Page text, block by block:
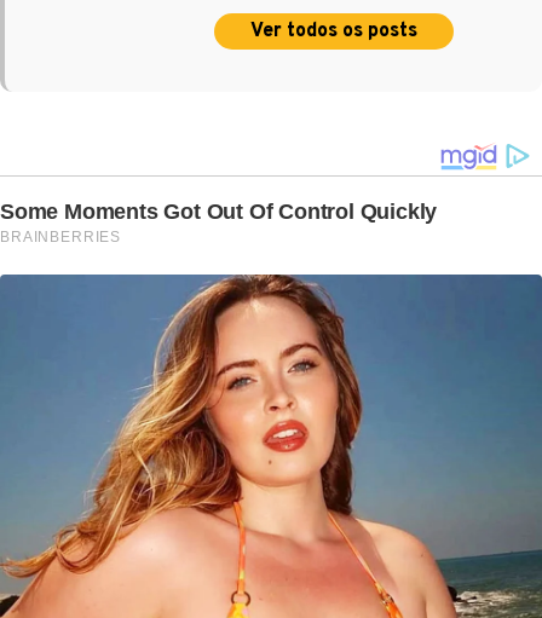
Ver todos os posts